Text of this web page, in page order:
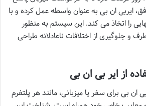
ایربی ان بی به عنوان واسطه عمل کرده و با
را اتخاذ می کند. این سیستم به منظور
و جلوگیری از اختلافات ناعادلانه طراحی
از ایر بی ان بی
ان بی برای سفر یا میزبانی، مانند هر پلتفرم